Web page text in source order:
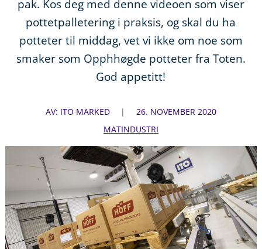
pak. Kos deg med denne videoen som viser
pottetpalletering i praksis, og skal du ha
potteter til middag, vet vi ikke om noe som
smaker som Opphhøgde potteter fra Toten.
God appetitt!
AV: ITO MARKED
26. NOVEMBER 2020
MATINDUSTRI